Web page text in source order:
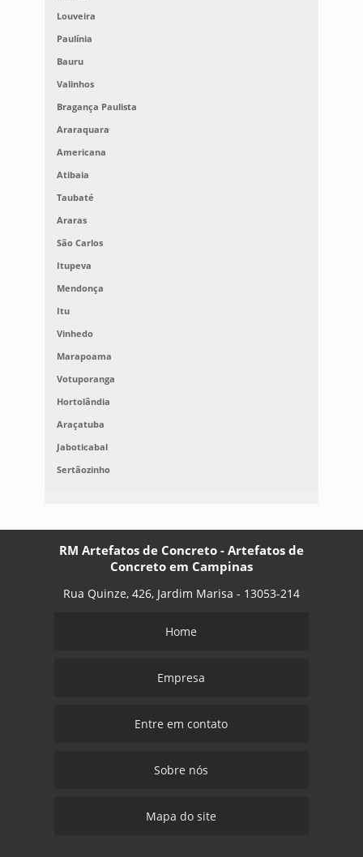
Louveira
Paulínia
Bauru
Valinhos
Bragança Paulista
Araraquara
Americana
Atibaia
Taubaté
Araras
São Carlos
Itupeva
Mendonça
Itu
Vinhedo
Marapoama
Votuporanga
Hortolândia
Araçatuba
Jaboticabal
Sertãozinho
RM Artefatos de Concreto - Artefatos de
Concreto em Campinas
Rua Quinze, 426, Jardim Marisa - 13053-214
Home
Empresa
Entre em contato
Sobre nós
Mapa do site